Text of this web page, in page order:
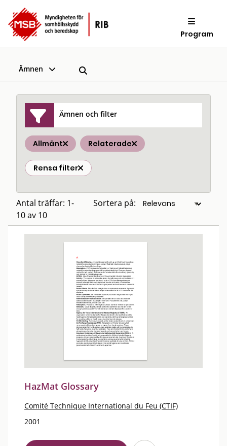
Program
Ämnen
Ämnen och filter
Allmänt Relaterade
Rensa filter
Antal träffar: 1-
10 av 10
Sortera på:
HazMat Glossary
Comité Technique International du Feu (CTIF)
2001